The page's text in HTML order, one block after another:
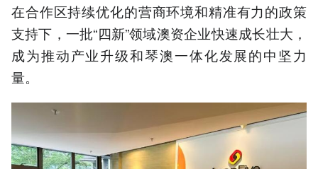
在合作区持续优化的营商环境和精准有力的政策
支持下，一批“四新”领域澳资企业快速成长壮大，
成为推动产业升级和琴澳一体化发展的中坚力
量。